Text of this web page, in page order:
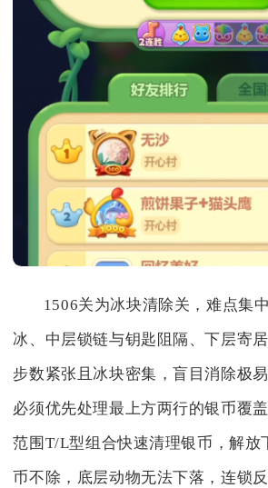
1506关为冰块清除关，难点集
冰、中层锁链与钥匙阻隔、下层寄
步数紧张且冰块密集，盲目消除极
必须优先处理最上方两行的银币覆
范围T/L型组合快速清理银币，解放
币不除，底层动物无法下落，连锁